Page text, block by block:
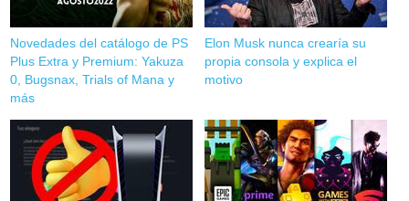
Novedades del catálogo de PS
Plus Extra y Premium: Yakuza
0, Bugsnax, Trials of Mana y
más
Elon Musk nunca crearía su
propia consola y explica el
motivo